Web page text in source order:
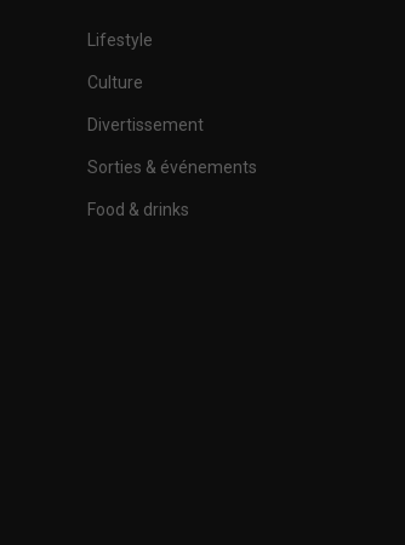
Lifestyle
Culture
Divertissement
Sorties & événements
Food & drinks